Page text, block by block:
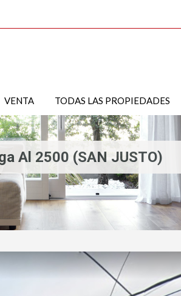
VENTA TODAS LAS PROPIEDADES
Al 2500 (SAN JUSTO)